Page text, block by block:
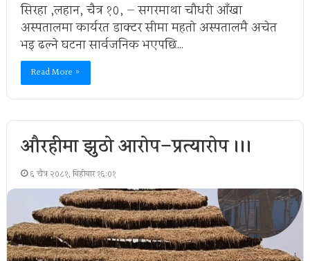
सिरहा ,लहान, चैत्र १०, — सगरमाथा चौधरी आँखा
अस्पतालमा कार्यरत डाक्टर सीमा महतो अस्पतालमै अचेत
भइ ढल्ने घटना सार्वजनिक भएपछि…
Read More »
औरहीमा झुठो आरोप–प्रत्यारोप ।।।
६ चैत्र २०८१, बिहीबार १६:०१